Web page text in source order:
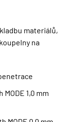
materiálů,
na
1,0 mm